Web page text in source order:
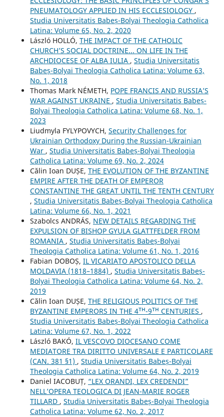
PNEUMATOLOGY APPLIED IN HIS ECCLESIOLOGY ,
Studia Universitatis Babeș-Bolyai Theologia Catholica
Latina: Volume 65, No. 2, 2020
László HOLLÓ, THE IMPACT OF THE CATHOLIC
CHURCH’S SOCIAL DOCTRINE... ON LIFE IN THE
ARCHDIOCESE OF ALBA IULIA , Studia Universitatis
Babeș-Bolyai Theologia Catholica Latina: Volume 63,
No. 1, 2018
Thomas Mark NÉMETH, POPE FRANCIS AND RUSSIA’S
WAR AGAINST UKRAINE , Studia Universitatis Babeș-
Bolyai Theologia Catholica Latina: Volume 68, No. 1,
2023
Liudmyla FYLYPOVYCH, Security Challenges for
Ukrainian Orthodoxy During the Russian-Ukrainian
War , Studia Universitatis Babeș-Bolyai Theologia
Catholica Latina: Volume 69, No. 2, 2024
Călin Ioan DUȘE, THE EVOLUTION OF THE BYZANTINE
EMPIRE AFTER THE DEATH OF EMPEROR
CONSTANTINE THE GREAT UNTIL THE TENTH CENTURY
, Studia Universitatis Babeș-Bolyai Theologia Catholica
Latina: Volume 66, No. 1, 2021
Szabolcs ANDRÁS, NEW DETAILS REGARDING THE
EXPULSION OF BISHOP GYULA GLATTFELDER FROM
ROMANIA , Studia Universitatis Babeș-Bolyai
Theologia Catholica Latina: Volume 61, No. 1, 2016
Fabian DOBOȘ, IL VICARIATO APOSTOLICO DELLA
MOLDAVIA (1818–1884) , Studia Universitatis Babeș-
Bolyai Theologia Catholica Latina: Volume 64, No. 2,
2019
Călin Ioan DUȘE, THE RELIGIOUS POLITICS OF THE
BYZANTINE EMPERORS IN THE 4ᵀᴴ-9ᵀᴴ CENTURIES ,
Studia Universitatis Babeș-Bolyai Theologia Catholica
Latina: Volume 67, No. 1, 2022
László BAKÓ, IL VESCOVO DIOCESANO COME
MEDIATORE TRA DIRITTO UNIVERSALE E PARTICOLARE
(CAN. 381 §1) , Studia Universitatis Babeș-Bolyai
Theologia Catholica Latina: Volume 64, No. 2, 2019
Daniel IACOBUȚ, “LEX ORANDI, LEX CREDENDI”
NELL’OPERA TEOLOGICA DI JEAN-MARIE ROGER
TILLARD , Studia Universitatis Babeș-Bolyai Theologia
Catholica Latina: Volume 62, No. 2, 2017